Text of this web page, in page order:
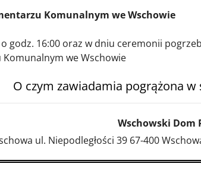
Komunalnym we Wschowie
godz. 16:00 oraz w dniu ceremonii
we Wschowie
O czym zawiadamia pogrążona
Wschowski Dom
ul. Niepodległości 39 67-400